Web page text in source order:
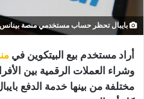
بايبال تحظر حساب مستخدمي منصة بينانس
أراد مستخدم بيع البيتكوين في
وشراء العملات الرقمية بين
مختلفة من بينها خدمة الدفع